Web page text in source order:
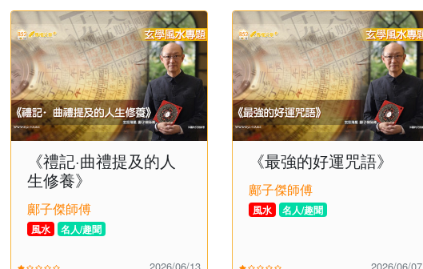
《禮記·曲禮提及的人
生修養》
鄺子傑師傅
風水 名人/趣聞
《最強的好運咒語》
鄺子傑師傅
風水 名人/趣聞